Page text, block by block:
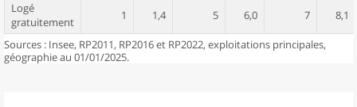
Logé
gratuitement
1 1,4 5 6,0 7 8,1
Sources : Insee, RP2011, RP2016 et RP2022, exploitations principales,
géographie au 01/01/2025.